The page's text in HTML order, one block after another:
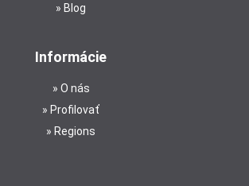
Blog
Informácie
O nás
Profilovať
Regions